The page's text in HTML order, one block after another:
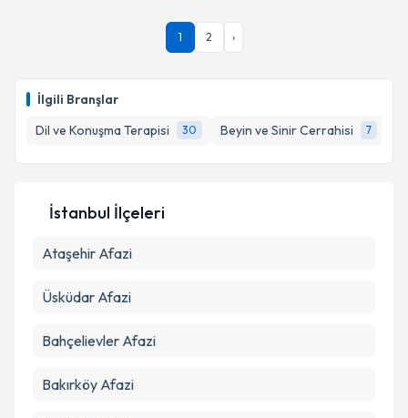
İlgili Branşlar
Dil ve Konuşma Terapisi
30 Beyin ve Sinir Cerrahisi 7
Dil ve Konuşma Terapisti Çiğdem Buzul
randevu takvimi talebi oluşturun. Size bu uzmandan
posta ile bilgilendireceğiz.
Kişisel verilerimin işlenmesine ilişkin
'ni okudum ve kişisel verilerimin belirtilen
1 2 ›
İstanbul İlçeleri
Ataşehir Afazi
Üsküdar Afazi
Bahçelievler Afazi
Bakırköy Afazi